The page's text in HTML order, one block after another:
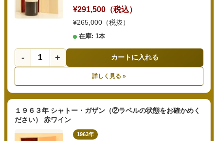
¥291,500（税込）
¥265,000（税抜）
在庫: 1本
- + カートに入れる
詳しく見る »
１９６３年 シャトー・ガザン（②ラベルの状態をお確かめく
ださい） 赤ワイン
1963年